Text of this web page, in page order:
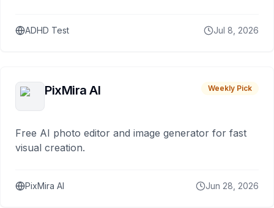
ADHD Test Jul 8, 2026
PixMira AI Weekly Pick
Free AI photo editor and image generator for fast
visual creation.
PixMira AI Jun 28, 2026